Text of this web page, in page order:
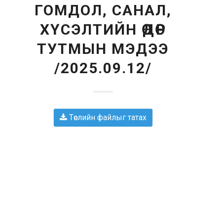
ГОМДОЛ, САНАЛ,
ХҮСЭЛТИЙН ӨДӨР
ТУТМЫН МЭДЭЭ
/2025.09.12/
Төслийн файлыг татах